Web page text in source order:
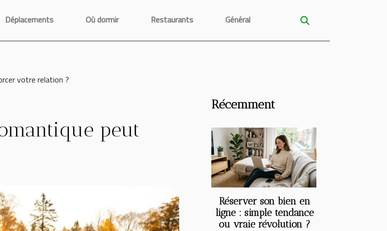
Déplacements Où dormir Restaurants Général
votre relation ?
peut
Récemment
Réserver son bien en
ligne : simple tendance
ou vraie révolution ?